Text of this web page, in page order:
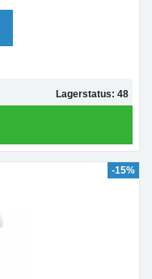
Lagerstatus: 48
-15%